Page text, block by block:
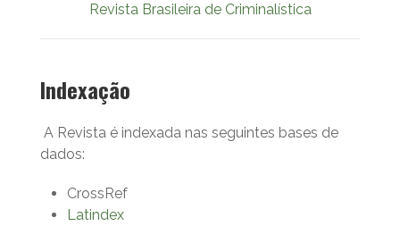
Revista Brasileira de Criminalística
Indexação
A Revista é indexada nas seguintes bases de
dados:
CrossRef
Latindex